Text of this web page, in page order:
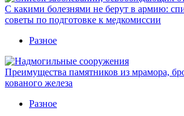
С какими болезнями не берут в армию:
советы по подготовке к медкомиссии
Разное
Преимущества памятников из мрамора,
кованого железа
Разное